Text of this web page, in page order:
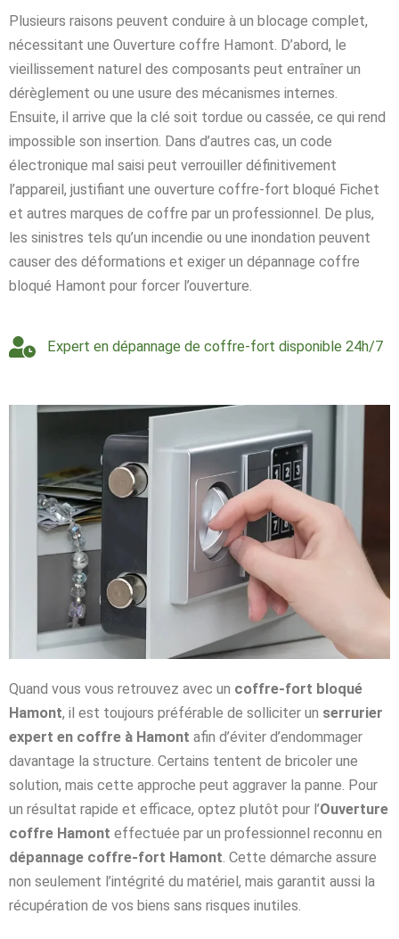
Plusieurs raisons peuvent conduire à un blocage complet,
nécessitant une Ouverture coffre Hamont. D’abord, le
vieillissement naturel des composants peut entraîner un
dérèglement ou une usure des mécanismes internes.
Ensuite, il arrive que la clé soit tordue ou cassée, ce qui rend
impossible son insertion. Dans d’autres cas, un code
électronique mal saisi peut verrouiller définitivement
l’appareil, justifiant une ouverture coffre-fort bloqué Fichet
et autres marques de coffre par un professionnel. De plus,
les sinistres tels qu’un incendie ou une inondation peuvent
causer des déformations et exiger un dépannage coffre
bloqué Hamont pour forcer l’ouverture.
Expert en dépannage de coffre-fort disponible 24h/7
Quand vous vous retrouvez avec un coffre-fort bloqué
Hamont, il est toujours préférable de solliciter un serrurier
expert en coffre à Hamont afin d’éviter d’endommager
davantage la structure. Certains tentent de bricoler une
solution, mais cette approche peut aggraver la panne. Pour
un résultat rapide et efficace, optez plutôt pour l’Ouverture
coffre Hamont effectuée par un professionnel reconnu en
dépannage coffre-fort Hamont. Cette démarche assure
non seulement l’intégrité du matériel, mais garantit aussi la
récupération de vos biens sans risques inutiles.